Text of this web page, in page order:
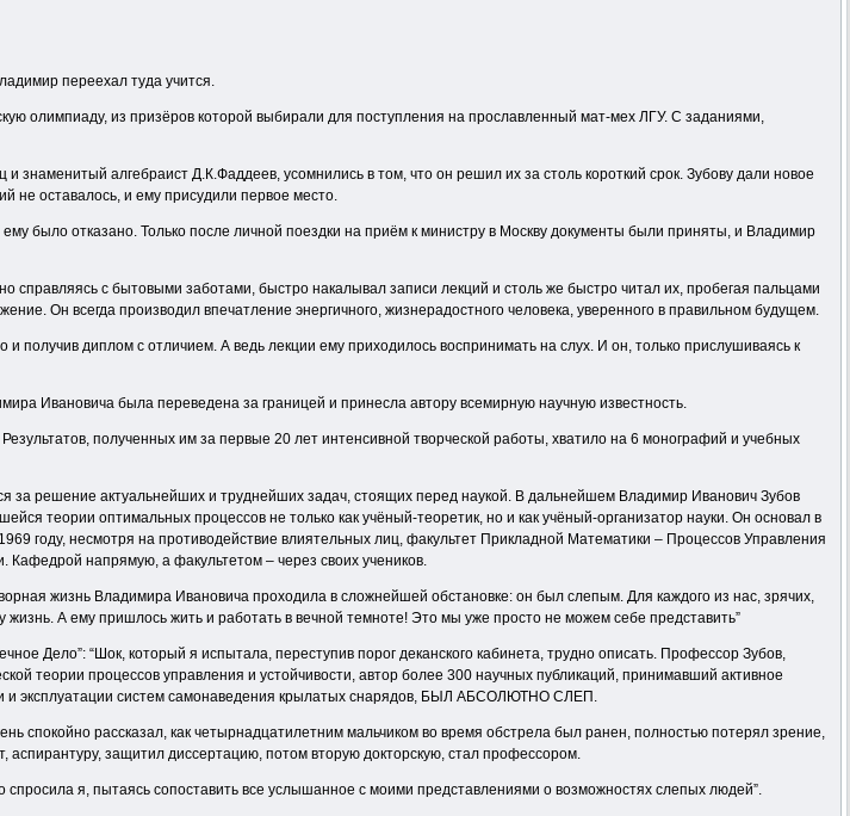
переехал туда учится.
олимпиаду, из призёров которой выбирали для поступления на прославленный мат-мех ЛГУ. С заданиями,
знаменитый алгебраист Д.К.Фаддеев, усомнились в том, что он решил их за столь короткий срок. Зубову дали новое
не оставалось, и ему присудили первое место.
было отказано. Только после личной поездки на приём к министру в Москву документы были приняты, и Владимир
справляясь с бытовыми заботами, быстро накалывал записи лекций и столь же быстро читал их, пробегая пальцами
Он всегда производил впечатление энергичного, жизнерадостного человека, уверенного в правильном будущем.
получив диплом с отличием. А ведь лекции ему приходилось воспринимать на слух. И он, только прислушиваясь к
Ивановича была переведена за границей и принесла автору всемирную научную известность.
полученных им за первые 20 лет интенсивной творческой работы, хватило на 6 монографий и учебных
за решение актуальнейших и труднейших задач, стоящих перед наукой. В дальнейшем Владимир Иванович Зубов
теории оптимальных процессов не только как учёный-теоретик, но и как учёный-организатор науки. Он основал в
году, несмотря на противодействие влиятельных лиц, факультет Прикладной Математики – Процессов Управления
напрямую, а факультетом – через своих учеников.
жизнь Владимира Ивановича проходила в сложнейшей обстановке: он был слепым. Для каждого из нас, зрячих,
А ему пришлось жить и работать в вечной темноте! Это мы уже просто не можем себе представить”
Дело”: “Шок, который я испытала, переступив порог деканского кабинета, трудно описать. Профессор Зубов,
теории процессов управления и устойчивости, автор более 300 научных публикаций, принимавший активное
и эксплуатации систем самонаведения крылатых снарядов, БЫЛ АБСОЛЮТНО СЛЕП.
спокойно рассказал, как четырнадцатилетним мальчиком во время обстрела был ранен, полностью потерял зрение,
защитил диссертацию, потом вторую докторскую, стал профессором.
я, пытаясь сопоставить все услышанное с моими представлениями о возможностях слепых людей”.